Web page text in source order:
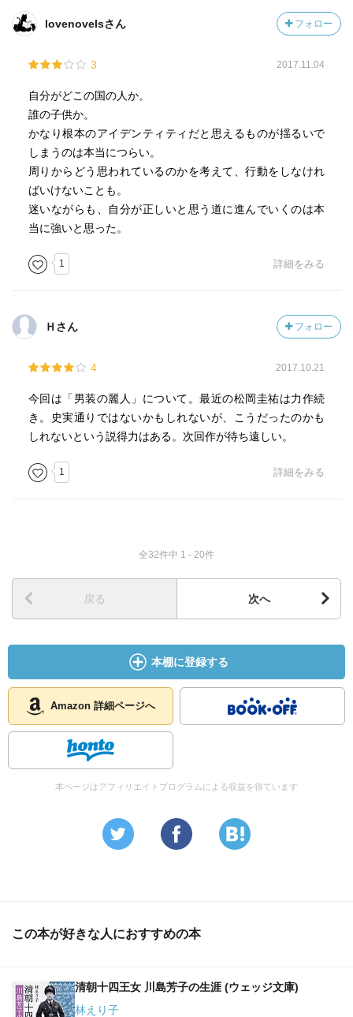
lovenovelsさん フォロー
3 2017.11.04
自分がどこの国の人か。
誰の子供か。
かなり根本のアイデンティティだと思えるものが揺るいで
しまうのは本当につらい。
周りからどう思われているのかを考えて、行動をしなけれ
ばいけないことも。
迷いながらも、自分が正しいと思う道に進んでいくのは本
当に強いと思った。
1 詳細をみる
Ｈさん フォロー
4 2017.10.21
今回は「男装の麗人」について。最近の松岡圭祐は力作続
き。史実通りではないかもしれないが、こうだったのかも
しれないという説得力はある。次回作が待ち遠しい。
1 詳細をみる
全32件中 1 - 20件
戻る 次へ
本棚に登録する
Amazon 詳細ページへ
本ページはアフィリエイトプログラムによる収益を得ています
この本が好きな人におすすめの本
清朝十四王女 川島芳子の生涯 (ウェッジ文庫)
林えり子